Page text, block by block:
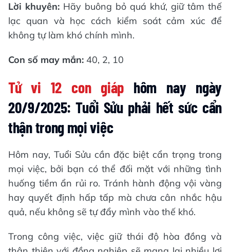
Lời khuyên: Hãy buông bỏ quá khứ, giữ tâm thế
lạc quan và học cách kiểm soát cảm xúc để
không tự làm khó chính mình.
Con số may mắn: 40, 2, 10
Tử vi 12 con giáp hôm nay ngày
20/9/2025: Tuổi Sửu phải hết sức cẩn
thận trong mọi việc
Hôm nay, Tuổi Sửu cần đặc biệt cẩn trọng trong
mọi việc, bởi bạn có thể đối mặt với những tình
huống tiềm ẩn rủi ro. Tránh hành động vội vàng
hay quyết định hấp tấp mà chưa cân nhắc hậu
quả, nếu không sẽ tự đẩy mình vào thế khó.
Trong công việc, việc giữ thái độ hòa đồng và